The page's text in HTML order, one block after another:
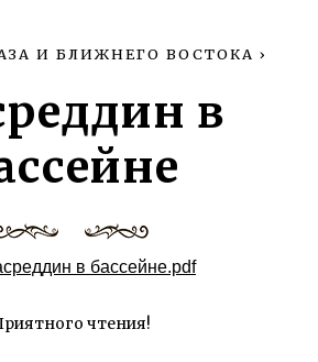
И БЛИЖНЕГО ВОСТОКА ›
в
в бассейне.pdf
чтения!